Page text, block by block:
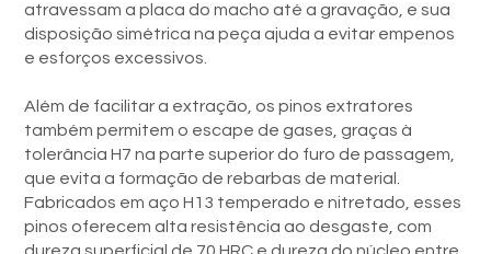
atravessam a placa do macho até a gravação, e sua
disposição simétrica na peça ajuda a evitar empenos
e esforços excessivos.
Além de facilitar a extração, os pinos extratores
também permitem o escape de gases, graças à
tolerância H7 na parte superior do furo de passagem,
que evita a formação de rebarbas de material.
Fabricados em aço H13 temperado e nitretado, esses
pinos oferecem alta resistência ao desgaste, com